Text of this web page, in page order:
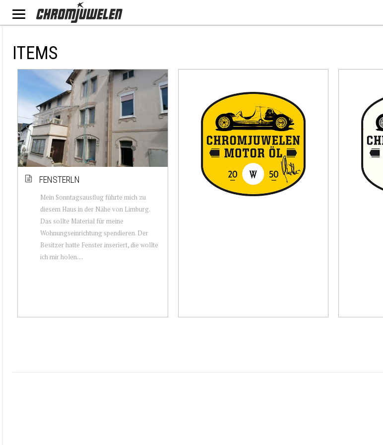
ITEMS
FENSTERLN
Mein Sonntagsausflug führte mich zu
diesem Haus in der Nähe von Limburg.
Das sollte Material für meine
Wohnungseinrichtung spendieren. Der
Besitzer hatte Fenster inseriert, die wollte
ich mir holen. ...